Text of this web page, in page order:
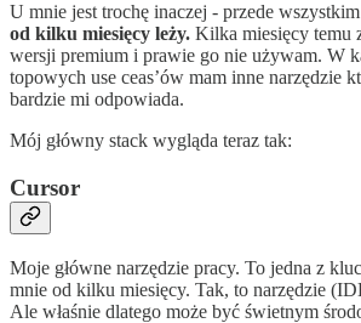
U mnie jest trochę inaczej - przede
od kilku miesięcy leży. Kilka miesięcy temu
wersji premium i prawie go nie używam. W
topowych use ceas’ów mam inne narzędzie
bardzie mi odpowiada.
Mój główny stack wygląda teraz tak:
Cursor
Moje główne narzędzie pracy. To jedna z
mnie od kilku miesięcy. Tak, to narzędzie
Ale właśnie dlatego może być świetnym